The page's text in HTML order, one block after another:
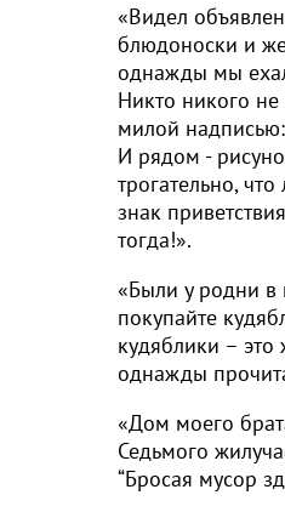
«Видел
блюдоноски и
однажды мы
Никто никого
милой надписью:
И рядом -
трогательно,
знак
тогда!».
«Были у родни в
покупайте
кудяблики –
однажды
«Дом моего
Седьмого
“Бросая мусор